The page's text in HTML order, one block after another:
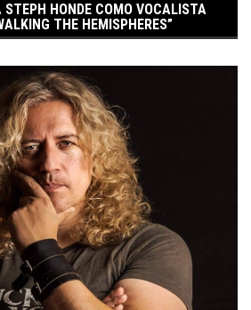
STEPH HONDE COMO VOCALISTA
THE HEMISPHERES”